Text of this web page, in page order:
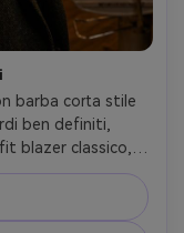
barba corta stile
ben definiti,
blazer classico,
calda, obiettivo
grooming